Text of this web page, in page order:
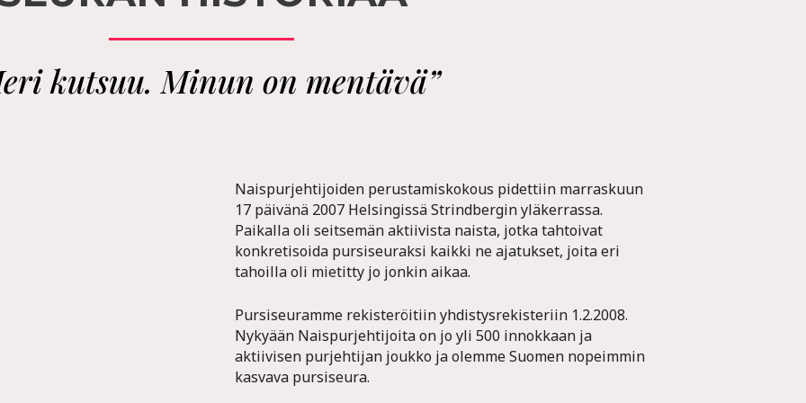
kutsuu. Minun on mentävä”
Naispurjehtijoiden perustamiskokous pidettiin marraskuun
17 päivänä 2007 Helsingissä Strindbergin yläkerrassa.
Paikalla oli seitsemän aktiivista naista, jotka tahtoivat
konkretisoida pursiseuraksi kaikki ne ajatukset, joita eri
tahoilla oli mietitty jo jonkin aikaa.
Pursiseuramme rekisteröitiin yhdistysrekisteriin 1.2.2008.
Nykyään Naispurjehtijoita on jo yli 500 innokkaan ja
aktiivisen purjehtijan joukko ja olemme Suomen nopeimmin
kasvava pursiseura.